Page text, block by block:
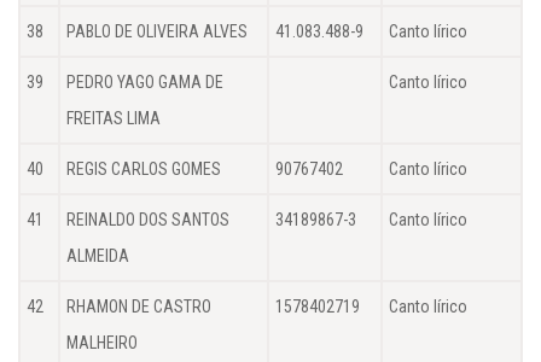
38 PABLO DE OLIVEIRA ALVES 41.083.488-9 Canto lírico
39
PEDRO YAGO GAMA DE
FREITAS LIMA
Canto lírico
40 REGIS CARLOS GOMES 90767402 Canto lírico
41
REINALDO DOS SANTOS
ALMEIDA
34189867-3 Canto lírico
42
RHAMON DE CASTRO
MALHEIRO
1578402719 Canto lírico